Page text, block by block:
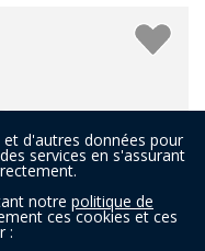
d'autres données pour
services en s'assurant
notre politique de
ces cookies et ces
: